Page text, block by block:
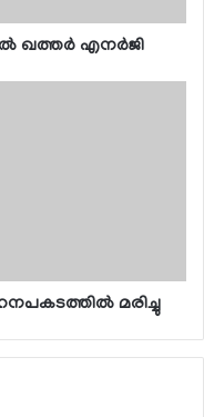
ഖത്തര്‍ എനര്‍ജി
മരിച്ചു